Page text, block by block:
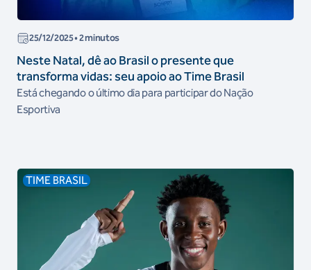
25/12/2025• 2 minutos
Neste Natal, dê ao Brasil o presente que
transforma vidas: seu apoio ao Time Brasil
Está chegando o último dia para participar do Nação
Esportiva
TIME BRASIL